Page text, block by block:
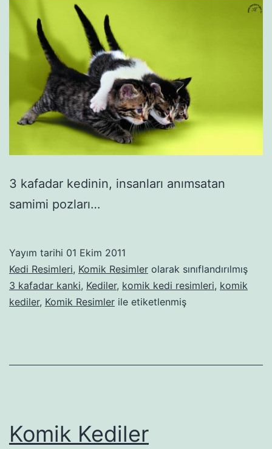
3 kafadar kedinin, insanları anımsatan
samimi pozları…
Yayım tarihi 01 Ekim 2011
Kedi Resimleri, Komik Resimler olarak sınıflandırılmış
3 kafadar kanki, Kediler, komik kedi resimleri, komik
kediler, Komik Resimler ile etiketlenmiş
Komik Kediler